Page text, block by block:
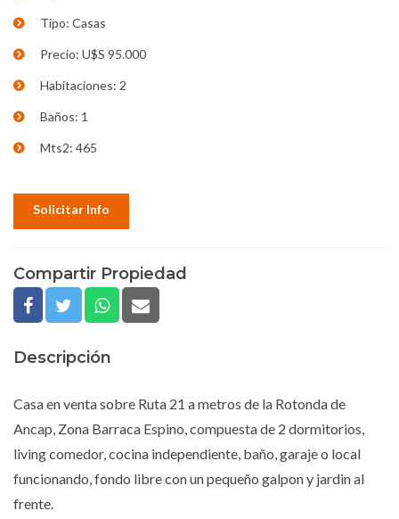
Tipo: Casas
Precio: U$S 95.000
Habitaciones: 2
Baños: 1
Mts2: 465
Solicitar Info
Compartir Propiedad
Descripción
Casa en venta sobre Ruta 21 a metros de la Rotonda de
Ancap, Zona Barraca Espino, compuesta de 2 dormitorios,
living comedor, cocina independiente, baño, garaje o local
funcionando, fondo libre con un pequeño galpon y jardin al
frente.